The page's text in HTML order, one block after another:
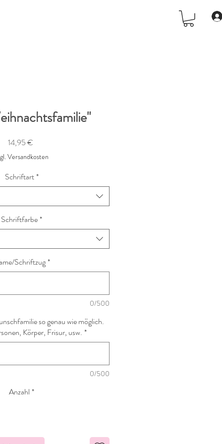
14,95 €Preis
Versandkosten
Schriftart*
Schriftfarbe*
Schriftzug*
0/500
so genau wie möglich.
Körper, Frisur, usw. *
0/500
Anzahl *